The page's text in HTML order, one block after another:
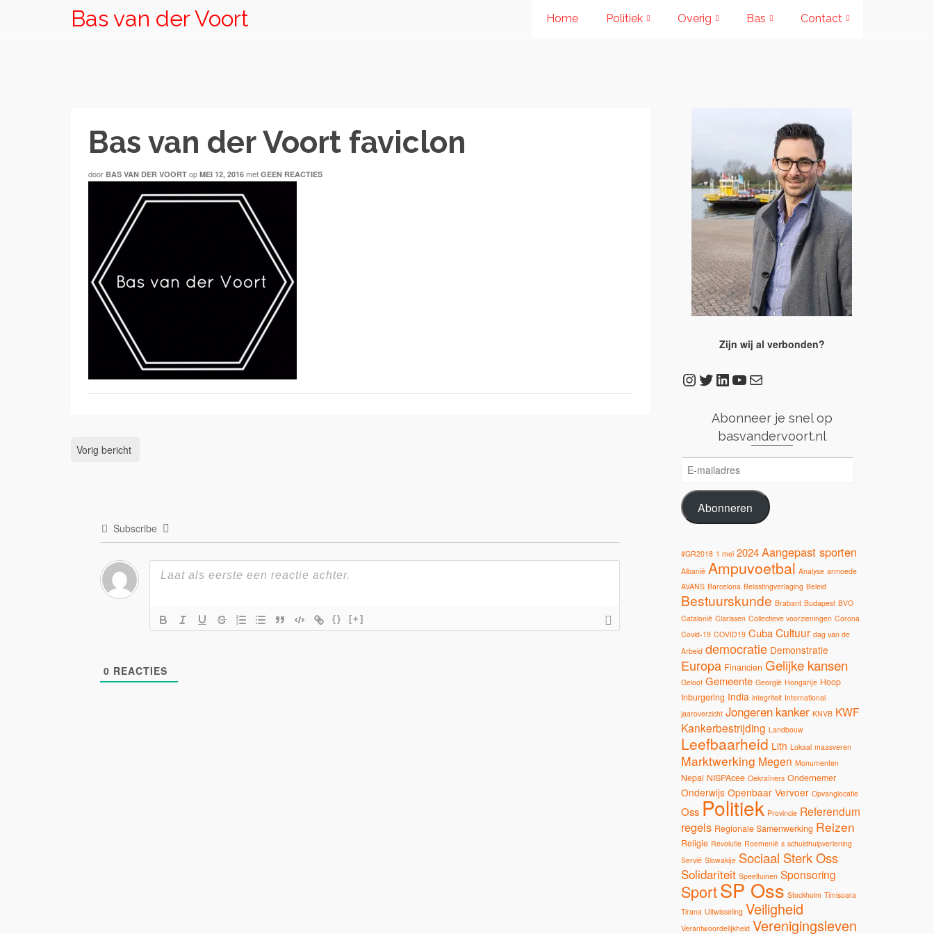
Bas van der Voort Home Politiek Overig Bas Contact
Bas van der Voort faviclon
door BAS VAN DER VOORT op MEI 12, 2016 met GEEN REACTIES
Vorig bericht
Subscribe
{} [+]
0 REACTIES
Zijn wij al verbonden?
Instagram
Twitter
LinkedIn
YouTube
E-mail
Abonneer je snel op
basvandervoort.nl
E-
mailadres
Abonneren
#GR2018 1 mei 2024 Aangepast sporten
Albanië Ampuvoetbal Analyse armoede
AVANS Barcelona Belastingverlaging Beleid
Bestuurskunde Brabant Budapest BVO
Catalonië Clarissen Collectieve voorzieningen Corona
Covid-19 COVID19 Cuba Cultuur dag van de
Arbeid democratie Demonstratie
Europa Financien Gelijke kansen
Geloof Gemeente Georgië Hongarije Hoop
Inburgering India integriteit International
jaaroverzicht Jongeren kanker KNVB KWF
Kankerbestrijding Landbouw
Leefbaarheid Lith Lokaal maasveren
Marktwerking Megen Monumenten
Nepal NISPAcee Oekraïners Ondernemer
Onderwijs Openbaar Vervoer Opvanglocatie
Oss Politiek Provincie Referendum
regels Regionale Samenwerking Reizen
Religie Revolutie Roemenië s schuldhulpverlening
Servië Slowakije Sociaal Sterk Oss
Solidariteit Speeltuinen Sponsoring
SportSP Oss Stockholm Timisoara
Tirana Uitwisseling Veiligheid
Verantwoordelijkheid Verenigingsleven